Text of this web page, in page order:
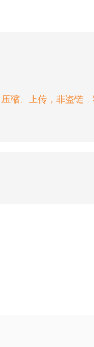
缩、上传，非盗链